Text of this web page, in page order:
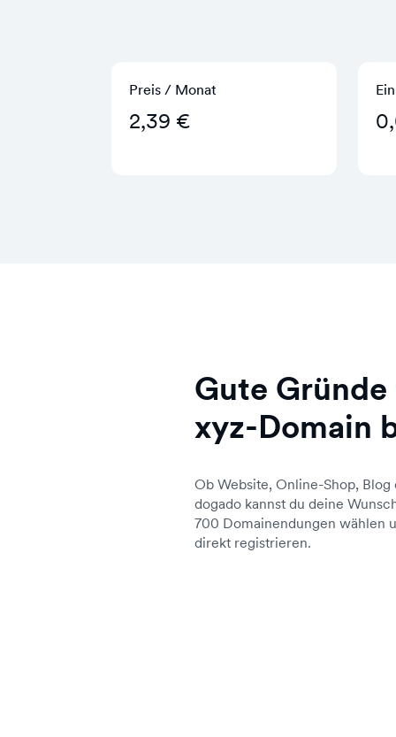
Preis / Monat
2,39 €
Gute
xyz-Domain
Ob Website, Online-Shop,
dogado kannst du deine
700 Domainendungen wählen
direkt registrieren.